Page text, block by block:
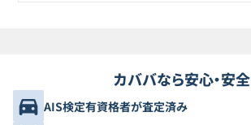
プジョー
-
カババなら安心・安全
AIS検定有資格者が査定済み